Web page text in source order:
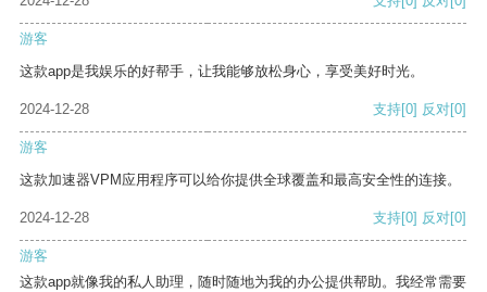
游客
这款app是我娱乐的好帮手，让我能够放松身心，享受美好时光。
2024-12-28 支持[0] 反对[0]
游客
这款加速器VPM应用程序可以给你提供全球覆盖和最高安全性的连接。
2024-12-28 支持[0] 反对[0]
游客
这款app就像我的私人助理，随时随地为我的办公提供帮助。我经常需要